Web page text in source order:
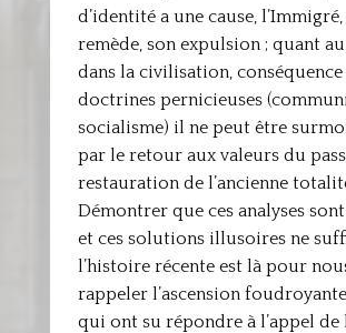
d’identité a une cause,
remède, son expulsion ; quant
dans la civilisation, conséquence
doctrines pernicieuses
socialisme) il ne peut être
par le retour aux valeurs du
restauration de l’ancienne
Démontrer que ces analyses
et ces solutions illusoires ne
l’histoire récente est là pour
rappeler l’ascension
qui ont su répondre à l’appel de